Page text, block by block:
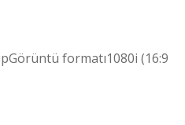
formatı1080i (16:9